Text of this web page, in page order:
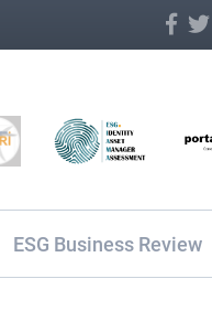
ESG Business Review